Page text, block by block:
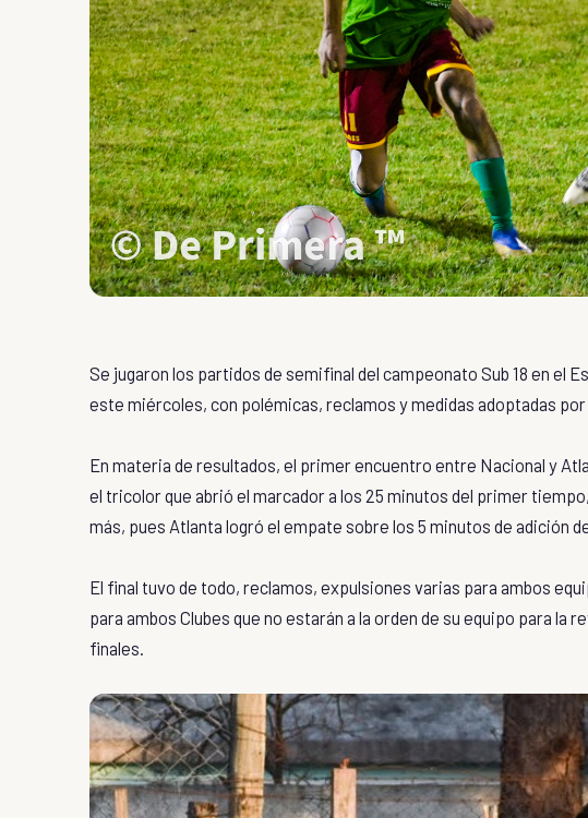
Se jugaron los partidos de semifinal del campeonato Sub 18 en el
este miércoles, con polémicas, reclamos y medidas adoptadas
En materia de resultados, el primer encuentro entre Nacional y
el tricolor que abrió el marcador a los 25 minutos del primer
más, pues Atlanta logró el empate sobre los 5 minutos de adición
El final tuvo de todo, reclamos, expulsiones varias para ambos
para ambos Clubes que no estarán a la orden de su equipo para la
finales.